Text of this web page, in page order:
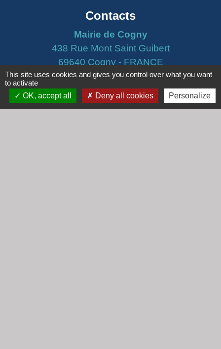
Contacts
Mairie de Cogny
438 Rue Mont Saint Guibert
69640 Cogny - FRANCE
+33 4 74 67 30 55
Contact par formulaire
This site uses cookies and gives you control over what you want
to activate
OK, accept all
Deny all cookies Personalize